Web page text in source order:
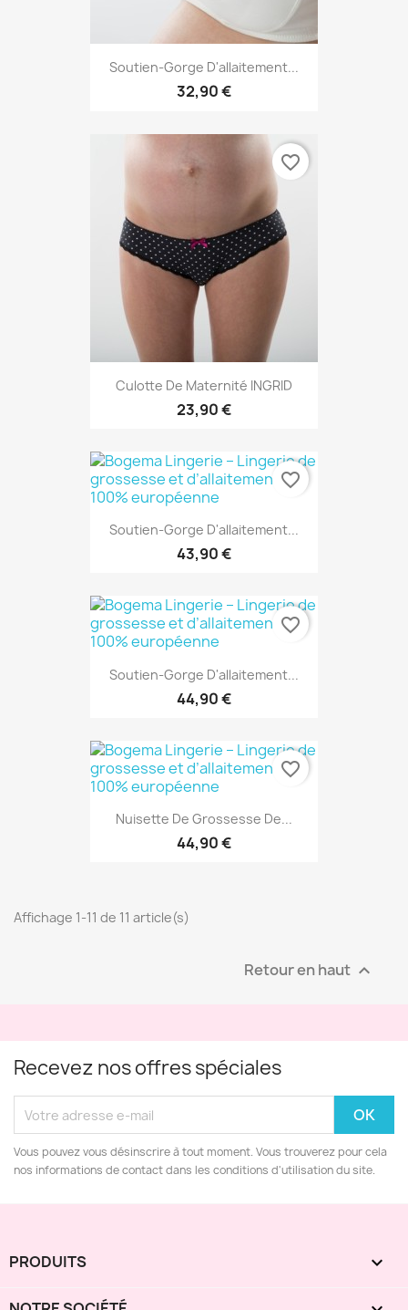
Soutien-Gorge D'allaitement...
32,90 €
Culotte De Maternité INGRID
23,90 €
favorite_border
Soutien-Gorge D'allaitement...
43,90 €
favorite_border
Soutien-Gorge D'allaitement...
44,90 €
favorite_border
Nuisette De Grossesse De...
44,90 €
favorite_border
Affichage 1-11 de 11 article(s)
Retour en haut 
Recevez nos offres spéciales
Vous pouvez vous désinscrire à tout moment. Vous trouverez pour cela
nos informations de contact dans les conditions d'utilisation du site.
PRODUITS 